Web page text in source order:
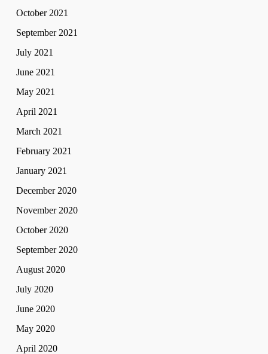
October 2021
September 2021
July 2021
June 2021
May 2021
April 2021
March 2021
February 2021
January 2021
December 2020
November 2020
October 2020
September 2020
August 2020
July 2020
June 2020
May 2020
April 2020